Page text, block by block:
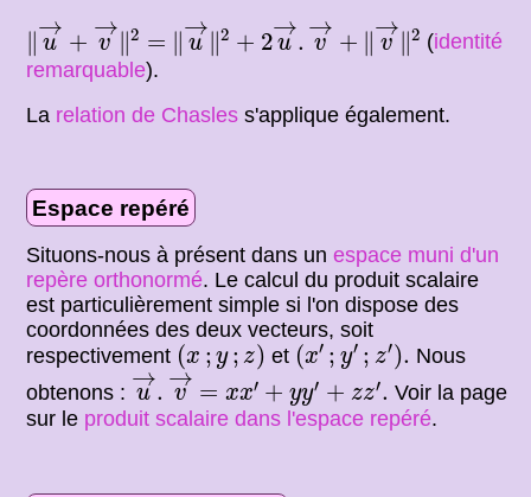
∥→
u + →
v ∥2 = ∥→
u ∥2 + 2→
u . →
v + ∥→
v ∥2
u→ v→ u→ u→.v→ ‖v→
(identité
remarquable).
La relation de Chasles s'applique également.
Espace repéré
Situons-nous à présent dans unespace muni d'un
repère orthonormé. Le calcul du produit scalaire
est particulièrement simple si l'on dispose des
coordonnées des deux vecteurs, soit
respectivement (x ; y ; z)
(x;y;z) et (x′ ; y′ ; z′).
(x′;y′;z′)
Nous
obtenons :
→
u . →
v
u→.v→
= xx′ + yy′ + zz′.
+y y zz .
Voir la page
sur le produit scalaire dans l'espace repéré.